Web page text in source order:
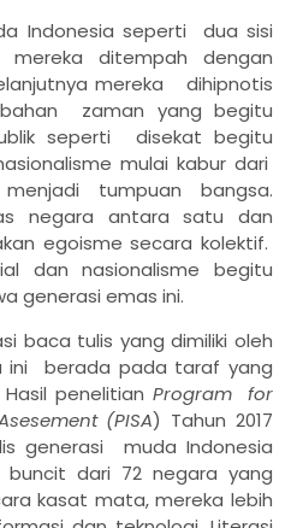
Indonesia seperti
dua sisi
ditempah dengan
mereka
dihipnotis
zaman yang begitu
seperti
disekat begitu
mulai kabur dari
tumpuan bangsa.
negara antara satu dan
egoisme secara kolektif.
dan nasionalisme begitu
generasi emas ini.
baca tulis yang dimiliki oleh
ini
berada pada taraf yang
penelitian Program
for
(PISA) Tahun 2017
generasi
muda Indonesia
buncit dari 72 negara yang
kasat mata, mereka lebih